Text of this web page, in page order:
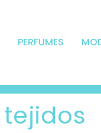
PERFUMES
tejidos